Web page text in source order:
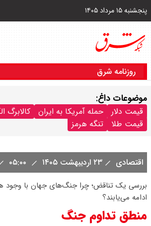
پنجشنبه ۱۵ مرداد ۱۴۰۵
روزنامه شرق
موضوعات داغ:
قیمت دلار حمله آمریکا به ایران
کالابرگ
قیمت طلا
تنگه هرمز
اقتصادی ۲۳ اردیبهشت ۱۴۰۵
بررسی یک تناقض؛ چرا جنگ‌های جهان با وجود
ادامه می‌یابند؟
منطق تداوم جنگ